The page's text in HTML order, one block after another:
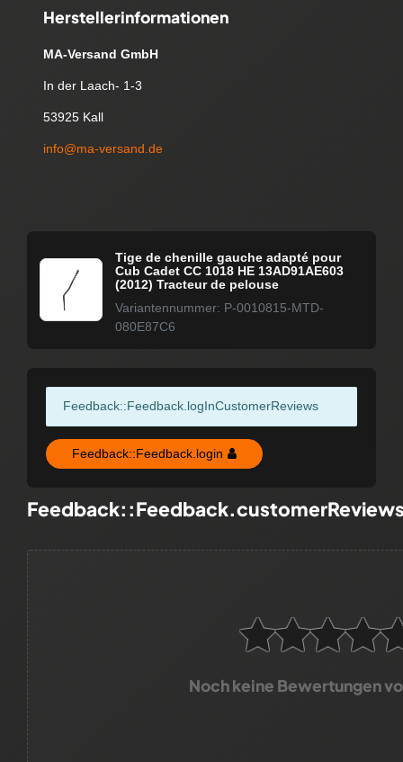
Herstellerinformationen
MA-Versand GmbH
In der Laach- 1-3
53925 Kall
info@ma-versand.de
Tige de chenille gauche adapté pour
Cub Cadet CC 1018 HE 13AD91AE603
(2012) Tracteur de pelouse
Variantennummer: P-0010815-MTD-
080E87C6
Feedback::Feedback.logInCustomerReviews
Feedback::Feedback.login
Noch keine Bewertungen